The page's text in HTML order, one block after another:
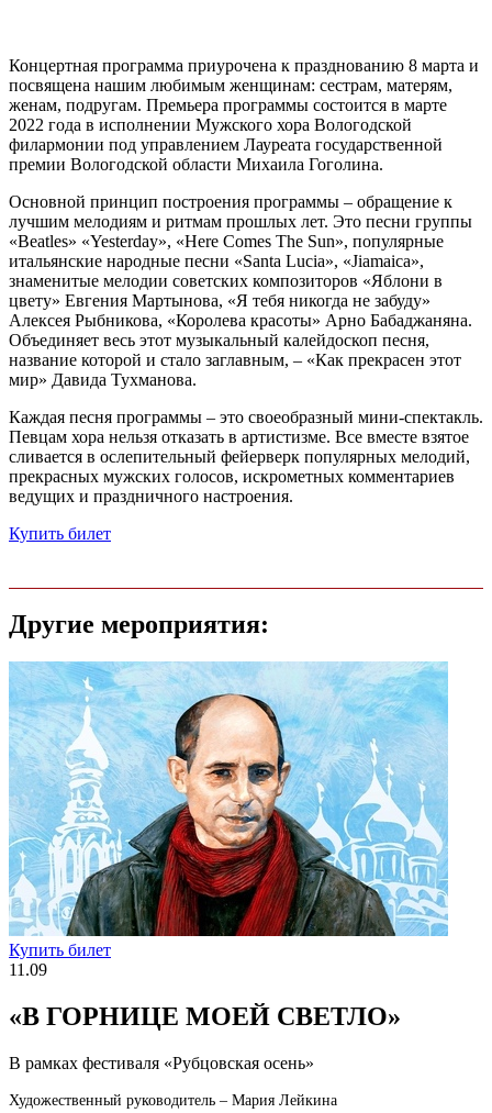
Концертная программа приурочена к празднованию 8 марта и
посвящена нашим любимым женщинам: сестрам, матерям,
женам, подругам. Премьера программы состоится в марте
2022 года в исполнении Мужского хора Вологодской
филармонии под управлением Лауреата государственной
премии Вологодской области Михаила Гоголина.
Основной принцип построения программы – обращение к
лучшим мелодиям и ритмам прошлых лет. Это песни группы
«Beatles» «Yesterday», «Here Comes The Sun», популярные
итальянские народные песни «Santa Lucia», «Jiamaica»,
знаменитые мелодии советских композиторов «Яблони в
цвету» Евгения Мартынова, «Я тебя никогда не забуду»
Алексея Рыбникова, «Королева красоты» Арно Бабаджаняна.
Объединяет весь этот музыкальный калейдоскоп песня,
название которой и стало заглавным, – «Как прекрасен этот
мир» Давида Тухманова.
Каждая песня программы – это своеобразный мини-спектакль.
Певцам хора нельзя отказать в артистизме. Все вместе взятое
сливается в ослепительный фейерверк популярных мелодий,
прекрасных мужских голосов, искрометных комментариев
ведущих и праздничного настроения.
Купить билет
Другие мероприятия:
Купить билет
11.09
«В ГОРНИЦЕ МОЕЙ СВЕТЛО»
В рамках фестиваля «Рубцовская осень»
Художественный руководитель – Мария Лейкина